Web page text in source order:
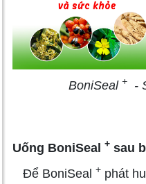
BoniSeal +-
Uống BoniSeal + sau
Để BoniSeal + phát